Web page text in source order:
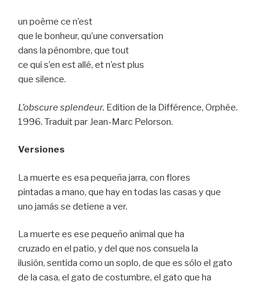
un poème ce n’est
que le bonheur, qu’une conversation
dans la pénombre, que tout
ce qui s’en est allé, et n’est plus
que silence.
L’obscure splendeur. Edition de la Différence, Orphée.
1996. Traduit par Jean-Marc Pelorson.
Versiones
La muerte es esa pequeña jarra, con flores
pintadas a mano, que hay en todas las casas y que
uno jamás se detiene a ver.
La muerte es ese pequeño animal que ha
cruzado en el patio, y del que nos consuela la
ilusión, sentida como un soplo, de que es sólo el gato
de la casa, el gato de costumbre, el gato que ha